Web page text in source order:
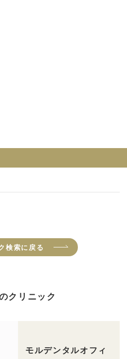
検索に戻る
クリニック
モルデンタルオフィ